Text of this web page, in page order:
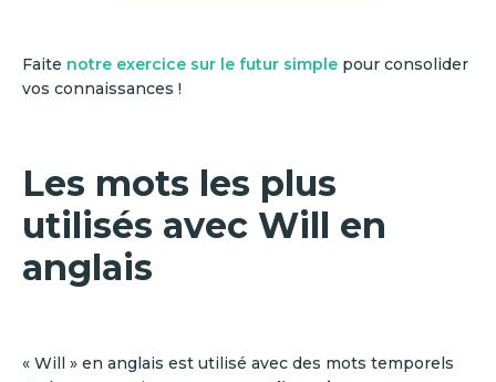
Faite notre exercice sur le futur simple pour consolider
vos connaissances !
Les mots les plus
utilisés avec Will en
anglais
« Will » en anglais est utilisé avec des mots temporels